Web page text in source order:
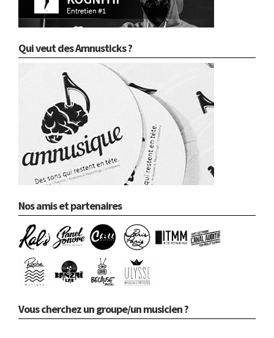
Qui veut des Amnusticks ?
Nos amis et partenaires
Vous cherchez un groupe/un musicien ?